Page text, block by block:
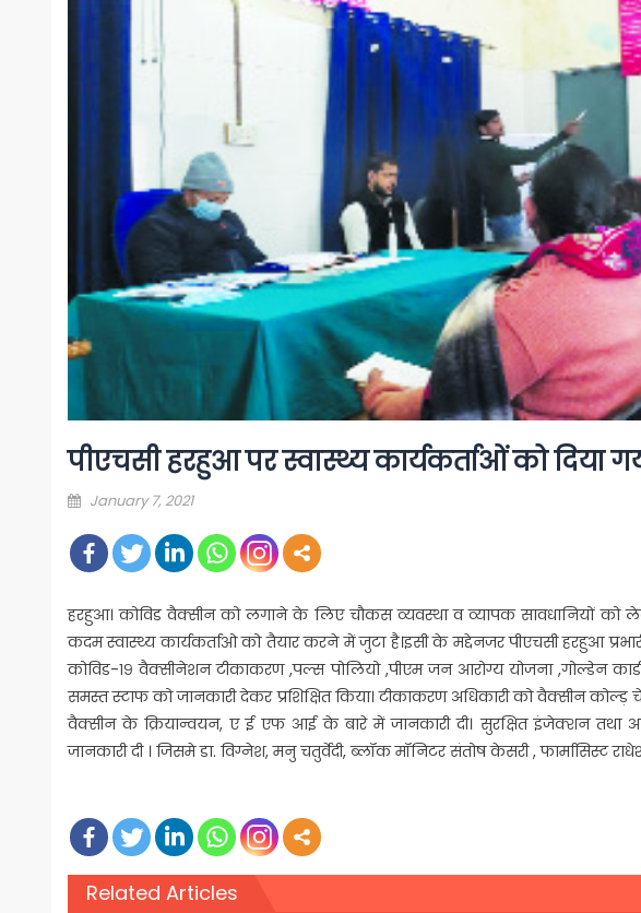
पीएचसी हरहुआ पर स्वास्थ्य कार्यकर्ताओं को दिया
Posted
January 7, 2021
हरहुआ। कोविड वैक्सीन को लगाने के लिए चौकस व्यवस्था व व्यापक सावधानियों को
कदम स्वास्थ्य कार्यकर्ताओ को तैयार करने में जुटा है।इसी के मद्देनजर पीएचसी हरहुआ
कोविड-१९ वैक्सीनेशन टीकाकरण ,पल्स पोलियो ,पीएम जन आरोग्य योजना ,गोल्डेन
समस्त स्टाफ को जानकारी देकर प्रशिक्षित किया। टीकाकरण अधिकारी को वैक्सीन
वैक्सीन के क्रियान्वयन, ए ई एफ आई के बारे में जानकारी दी। सुरक्षित इंजेक्शन तथा
जानकारी दी । जिसमे डा. विग्नेश, मनु चतुर्वेदी, ब्लॉक मॉनिटर संतोष केसरी , फार्मासिस्ट
Related Articles